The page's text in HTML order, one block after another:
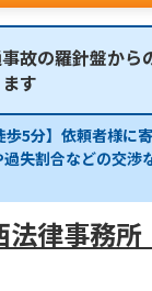
故の羅針盤から
す
歩5分】依頼者様に
失割合などの交渉
法律事務所